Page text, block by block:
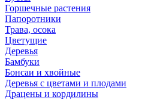
Горшечные растения
Папоротники
Трава, осока
Цветущие
Деревья
Бамбуки
Бонсаи и хвойные
Деревья с цветами и плодами
Драцены и кордилины